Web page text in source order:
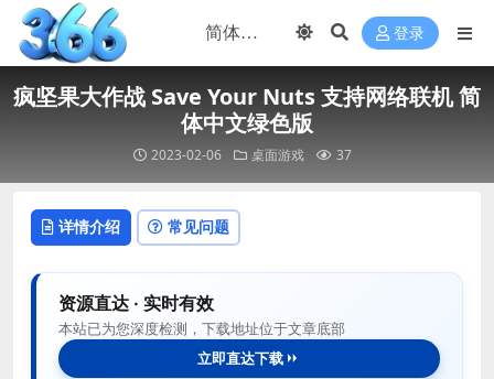
登录
疯坚果大作战 Save Your Nuts 支持网络联机 简
体中文绿色版
2023-02-06 桌面游戏 37
详情介绍 常见问题
资源直达 · 实时有效
本站已为您深度检测，下载地址位于文章底部
立即直达下载